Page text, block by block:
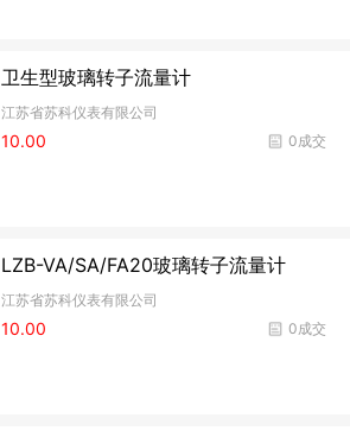
卫生型玻璃转子流量计
江苏省苏科仪表有限公司
0成交
10.00
LZB-VA/SA/FA20玻璃转子流量计
江苏省苏科仪表有限公司
0成交
10.00